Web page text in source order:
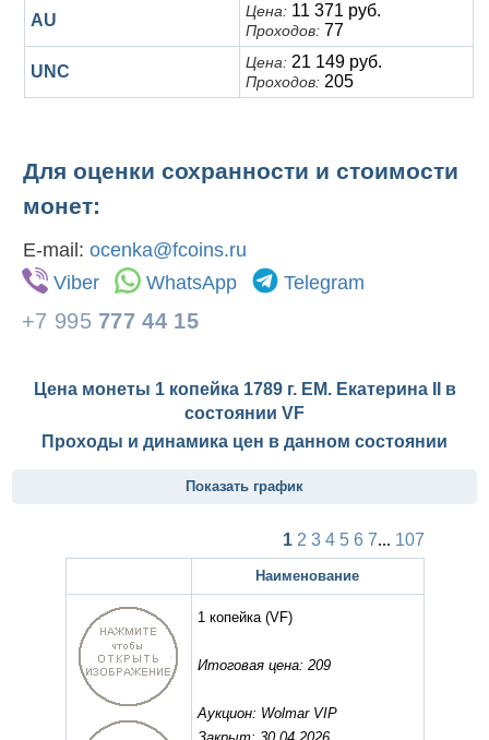
AU Цена: 11 371 руб.
Проходов: 77
UNC Цена: 21 149 руб.
Проходов: 205
Для оценки сохранности и стоимости
монет:
E-mail: ocenka@fcoins.ru
Viber
WhatsApp Telegram
+7 995 777 44 15
Цена монеты 1 копейка 1789 г. ЕМ. Екатерина II в
состоянии VF
Проходы и динамика цен в данном состоянии
Показать график
1 2 3 4 5 6 7... 107
Наименование
1 копейка(VF)
Итоговая цена: 209
Аукцион: Wolmar VIP